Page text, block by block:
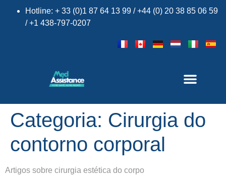
Hotline: + 33 (0)1 87 64 13 99 / +44 (0) 20 38 85 06 59
/ +1 438-797-0207
Categoria: Cirurgia do
contorno corporal
Artigos sobre cirurgia estética do corpo
×